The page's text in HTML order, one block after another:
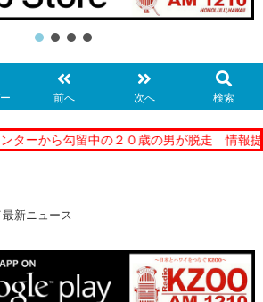
前へ 次へ 検索
ーから勾留中の２０歳の男が脱走 情報提供
新ニュース